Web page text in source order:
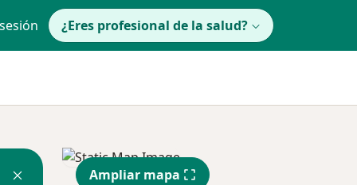
¿Eres profesional de la salud?
Ampliar mapa